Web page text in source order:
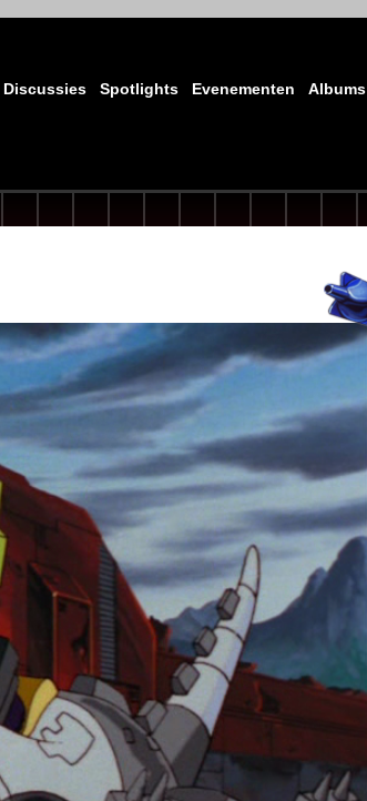
Discussies Spotlights Evenementen Albums